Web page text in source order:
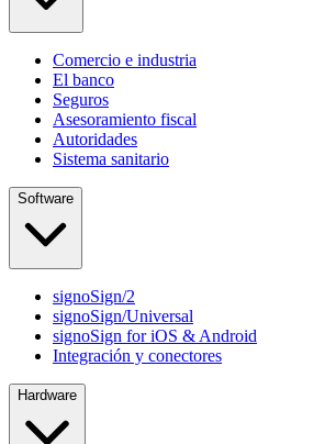
Comercio e industria
El banco
Seguros
Asesoramiento fiscal
Autoridades
Sistema sanitario
Software
signoSign/2
signoSign/Universal
signoSign for iOS & Android
Integración y conectores
Hardware